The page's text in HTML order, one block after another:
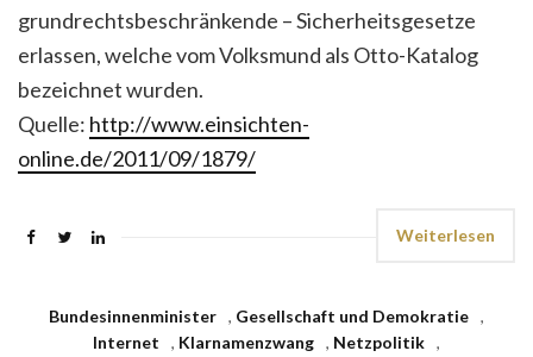
grundrechtsbeschränkende – Sicherheitsgesetze
erlassen, welche vom Volksmund als Otto-Katalog
bezeichnet wurden.
Quelle: http://www.einsichten-
online.de/2011/09/1879/
Weiterlesen
Bundesinnenminister , Gesellschaft und Demokratie ,
Internet
, Klarnamenzwang , Netzpolitik ,